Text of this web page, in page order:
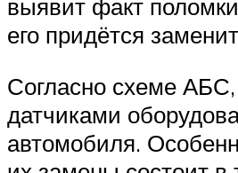
выявит факт
его придётся
Согласно схеме
датчиками
автомобиля.